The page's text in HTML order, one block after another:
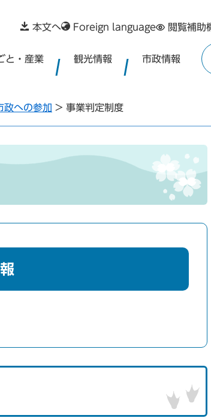
本文へ Foreign language 閲覧補助
と・産業 観光情報 市政情報
政への参加 > 事業判定制度